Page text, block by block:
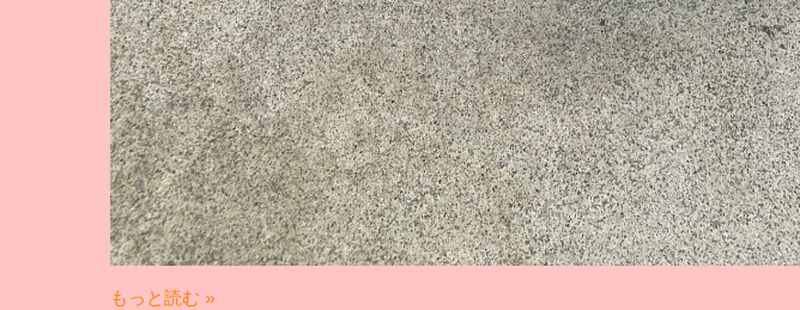
もっと読む »